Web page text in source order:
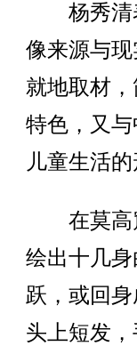
杨秀清表
像来源与
就地取材
特色，又
儿童生活的
在莫高窟
绘出十几
跃，或回
头上短发